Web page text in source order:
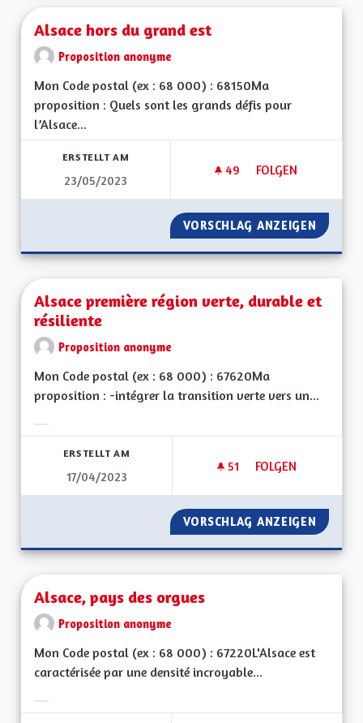
Alsace hors du grand est
Proposition anonyme
Mon Code postal (ex : 68 000) : 68150Ma
proposition : Quels sont les grands défis pour
l’Alsace...
ERSTELLT AM
23/05/2023
49 49 FOLLOWER
FOLGEN
ALSACE HORS DU
VORSCHLAG ANZEIGEN
Alsace première région verte, durable et
résiliente
Proposition anonyme
Mon Code postal (ex : 68 000) : 67620Ma
proposition : -intégrer la transition verte vers un...
ERSTELLT AM
17/04/2023
51 51 FOLLOWER
FOLGEN
ALSACE
VORSCHLAG ANZEIGEN
Alsace, pays des orgues
Proposition anonyme
Mon Code postal (ex : 68 000) : 67220L'Alsace est
caractérisée par une densité incroyable...